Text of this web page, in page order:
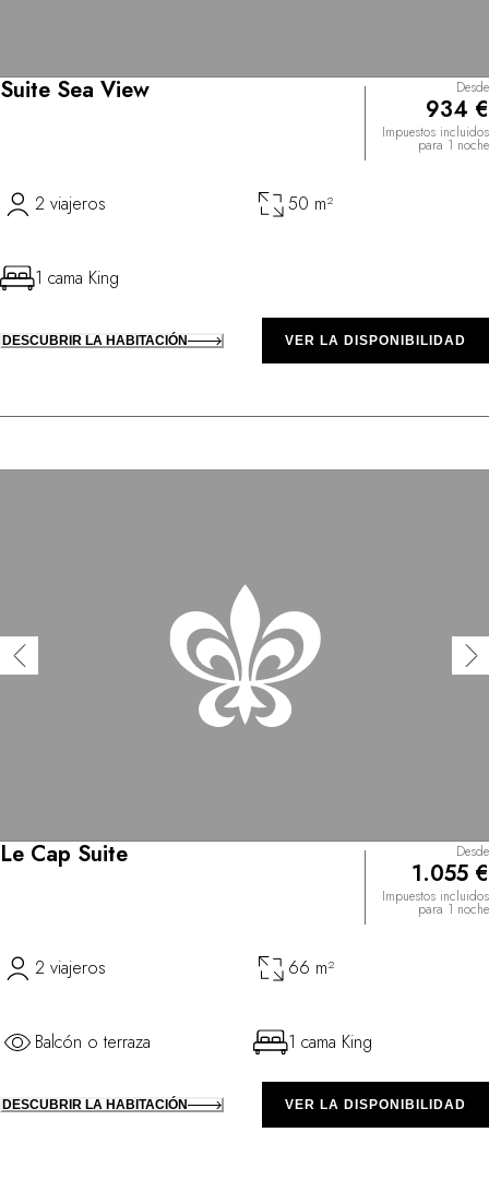
Suite Sea View Desde
934 €
Impuestos incluidos
para 1 noche
2 viajeros 50 m²
1 cama King
DESCUBRIR LA HABITACIÓN VER LA DISPONIBILIDAD
Le Cap Suite Desde
1.055 €
Impuestos incluidos
para 1 noche
2 viajeros 66 m²
Balcón o terraza 1 cama King
DESCUBRIR LA HABITACIÓN VER LA DISPONIBILIDAD